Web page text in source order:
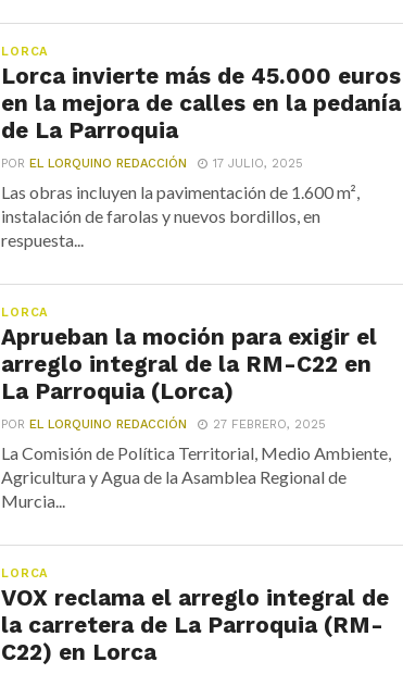
LORCA
Lorca invierte más de 45.000 euros
en la mejora de calles en la pedanía
de La Parroquia
POREL LORQUINO REDACCIÓN 17 JULIO, 2025
Las obras incluyen la pavimentación de 1.600 m²,
instalación de farolas y nuevos bordillos, en
respuesta...
LORCA
Aprueban la moción para exigir el
arreglo integral de la RM-C22 en
La Parroquia (Lorca)
POREL LORQUINO REDACCIÓN 27 FEBRERO, 2025
La Comisión de Política Territorial, Medio Ambiente,
Agricultura y Agua de la Asamblea Regional de
Murcia...
LORCA
VOX reclama el arreglo integral de
la carretera de La Parroquia (RM-
C22) en Lorca